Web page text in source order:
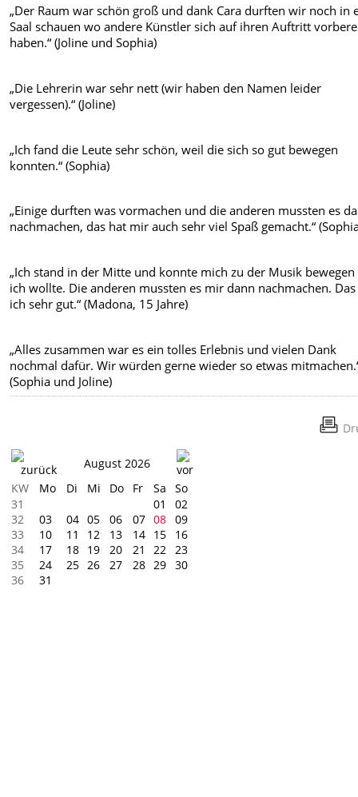
„Der Raum war schön groß und dank Cara durften wir noch in
Saal schauen wo andere Künstler sich auf ihren Auftritt
haben.“ (Joline und Sophia)
„Die Lehrerin war sehr nett (wir haben den Namen leider
vergessen).“ (Joline)
„Ich fand die Leute sehr schön, weil die sich so gut bewegen
konnten.“ (Sophia)
„Einige durften was vormachen und die anderen mussten es
nachmachen, das hat mir auch sehr viel Spaß gemacht.“
„Ich stand in der Mitte und konnte mich zu der Musik
ich wollte. Die anderen mussten es mir dann nachmachen.
ich sehr gut.“ (Madona, 15 Jahre)
„Alles zusammen war es ein tolles Erlebnis und vielen Dank
nochmal dafür. Wir würden gerne wieder so etwas
(Sophia und Joline)
August 2026
KW
Mo Di Mi Do Fr Sa
So
31
01
02
32
03 04 05 06 07 08
09
33
10 11 12 13 14 15
16
34
17 18 19 20 21 22
23
35
24 25 26 27 28 29
30
36
31